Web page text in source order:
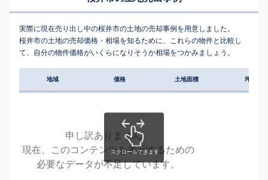
実際に現在売り出し中の桜井市の土地の売却事例を用意しました。
桜井市の土地の売却価格・相場を知るために、これらの物件と比較し
て、自分の物件価格がいくらになりそうか相場をつかみましょう。
地域 価格 土地面積 坪単価
申し訳ありません。
現在、このコンテンツを表示するための
必要なデータが不足しています。